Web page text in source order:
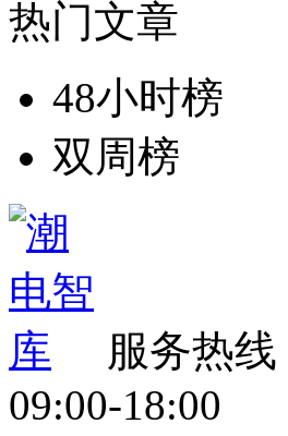
热门文章
48小时榜
双周榜
服务热线
09:00-18:00